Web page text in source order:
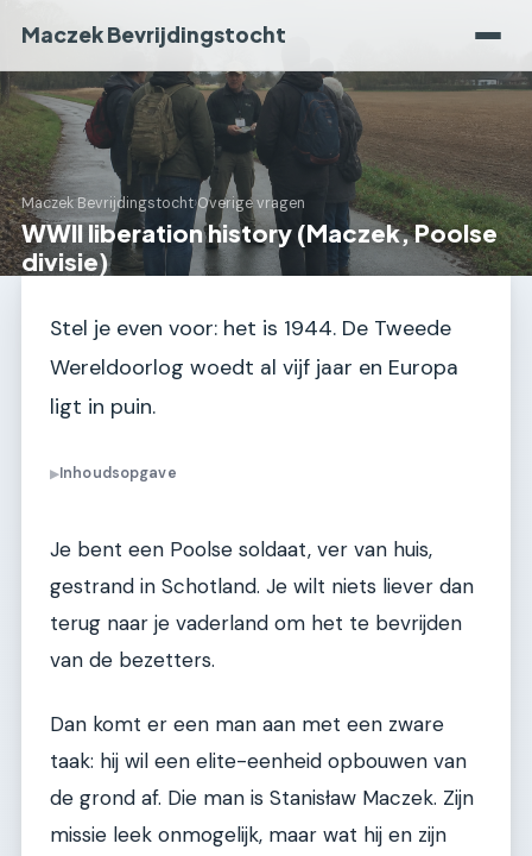
Maczek Bevrijdingstocht
Maczek Bevrijdingstocht›Overige vragen
WWII liberation history (Maczek, Poolse
divisie)
Stel je even voor: het is 1944. De Tweede
Wereldoorlog woedt al vijf jaar en Europa
ligt in puin.
▶Inhoudsopgave
Je bent een Poolse soldaat, ver van huis,
gestrand in Schotland. Je wilt niets liever dan
terug naar je vaderland om het te bevrijden
van de bezetters.
Dan komt er een man aan met een zware
taak: hij wil een elite-eenheid opbouwen van
de grond af. Die man is Stanisław Maczek. Zijn
missie leek onmogelijk, maar wat hij en zijn